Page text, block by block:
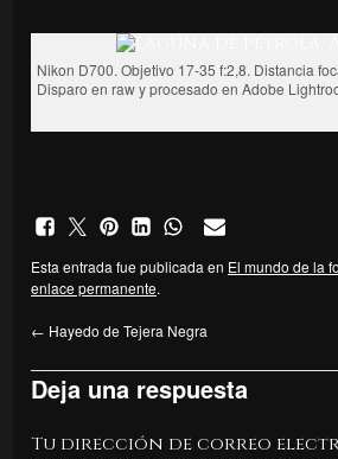
Nikon D700. Objetivo 17-35 f:2,8. Distancia
Disparo en raw y procesado en Adobe
Esta entrada fue publicada en El mundo de la
enlace permanente.
← Hayedo de Tejera Negra
Deja una respuesta
Tu dirección de correo